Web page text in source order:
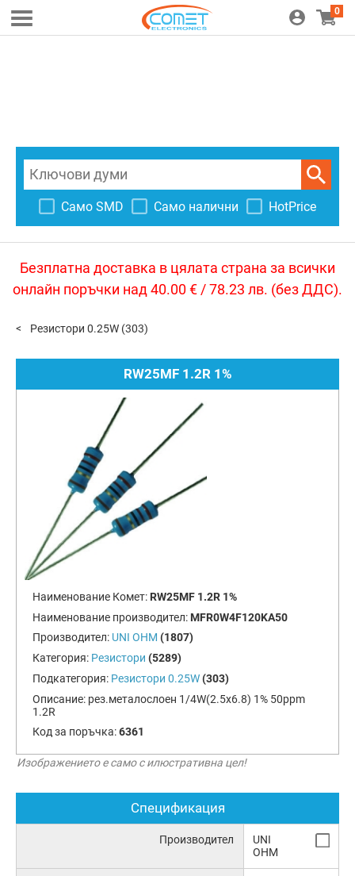
0
Само SMD Само налични HotPrice
Безплатна доставка в цялата страна за всички
онлайн поръчки над 40.00 € / 78.23 лв. (без ДДС).
Резистори 0.25W (303)
RW25MF 1.2R 1%
Наименование Комет: RW25MF 1.2R 1%
Наименование производител: MFR0W4F120KA50
Производител: UNI OHM (1807)
Категория: Резистори (5289)
Подкатегория: Резистори 0.25W (303)
Описание: рез.металослоен 1/4W(2.5x6.8) 1% 50ppm
1.2R
Код за поръчка:6361
Изображението е само с илюстративна цел!
Спецификация
Производител
UNI
OHM